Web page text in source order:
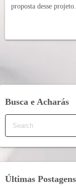
proposta desse projeto.
Busca e Acharás
Últimas Postagens